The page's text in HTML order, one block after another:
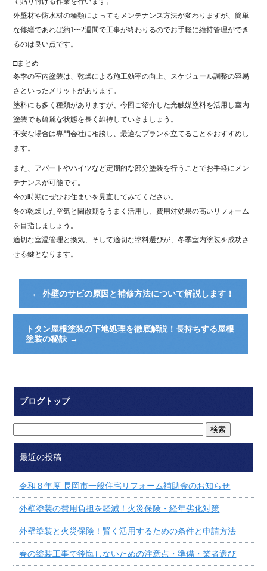
外壁材や防水材の種類によってもメンテナンス方法が変わりますが、簡単
な修繕であれば約1〜2週間で工事が終わりるのでお手軽に維持管理ができ
るのは良い点です。
□まとめ
冬季の室内塗装は、乾燥による施工効率の向上、スケジュール調整の容易
さといったメリットがあります。
塗料にも多く種類がありますが、今回ご紹介した光触媒塗料を活用し室内
塗装でも綺麗な状態を長く維持していきましょう。
不安な場合は専門会社に相談し、最適なプランを立てることをおすすめし
ます。
また、アパートやハイツなど定期的な部分塗装を行うことでお手軽にメン
テナンスが可能です。
今の時期にぜひお住まいを見直してみてください。
冬の乾燥した空気と閑散期をうまく活用し、費用対効果の高いリフォーム
を目指しましょう。
適切な室温管理と換気、そして適切な塗料選びが、冬季室内塗装を成功さ
せる鍵となります。
← 外壁のサビの原因と補修方法について解説します！
トタン屋根塗装の下地処理を徹底解説！長持ちする屋根
塗装の秘訣 →
ブログトップ
最近の投稿
令和８年度 長岡市一般住宅リフォーム補助金のお知らせ
外壁塗装の費用負担を軽減！火災保険・経年劣化対策
外壁塗装と火災保険！賢く活用するための条件と申請方法
春の塗装工事で後悔しないための注意点・準備・業者選び